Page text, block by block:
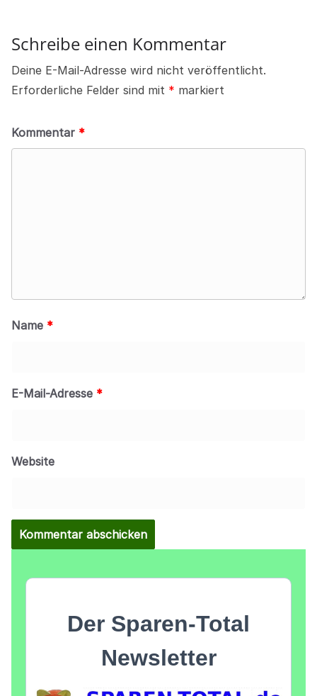
Schreibe einen Kommentar
Deine E-Mail-Adresse wird nicht veröffentlicht.
Erforderliche Felder sind mit * markiert
Kommentar *
Name *
E-Mail-Adresse *
Website